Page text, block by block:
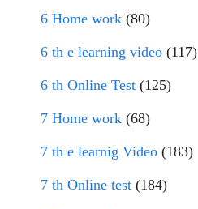
6 Home work (80)
6 th e learning video (117)
6 th Online Test (125)
7 Home work (68)
7 th e learnig Video (183)
7 th Online test (184)